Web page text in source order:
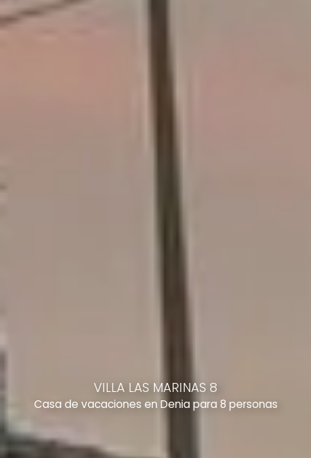
VILLA LAS MARINAS 8
Casa de vacaciones en Denia para 8 personas